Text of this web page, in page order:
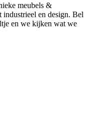
meubels &
industrieel en design. Bel
en we kijken wat we